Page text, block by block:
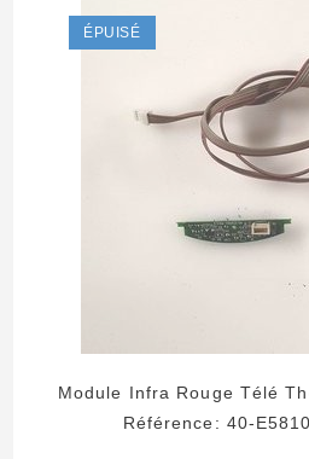
ÉPUISÉ
Module Infra Rouge Télé
Référence: 40-